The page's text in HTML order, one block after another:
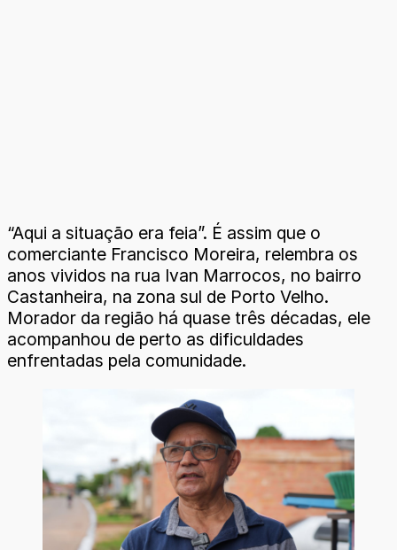
“Aqui a situação era feia”. É assim que o
comerciante Francisco Moreira, relembra os
anos vividos na rua Ivan Marrocos, no bairro
Castanheira, na zona sul de Porto Velho.
Morador da região há quase três décadas, ele
acompanhou de perto as dificuldades
enfrentadas pela comunidade.